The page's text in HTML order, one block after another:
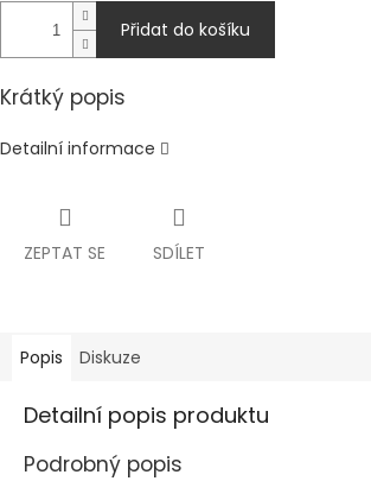
Přidat do košíku
Krátký popis
Detailní informace
ZEPTAT SE SDÍLET
Popis Diskuze
Detailní popis produktu
Podrobný popis